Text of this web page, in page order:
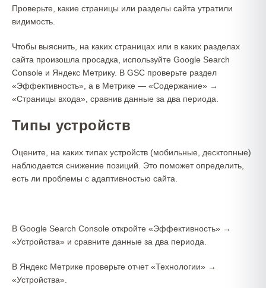
Проверьте, какие страницы или разделы сайта утратили
видимость.
Чтобы выяснить, на каких страницах или в каких разделах
сайта произошла просадка, используйте Google Search
Console и Яндекс Метрику. В GSC проверьте раздел
«Эффективность», а в Метрике — «Содержание» →
«Страницы входа», сравнив данные за два периода.
Типы устройств
Оцените, на каких типах устройств (мобильные, десктопные)
наблюдается снижение позиций. Это поможет определить,
есть ли проблемы с адаптивностью сайта.
В Google Search Console откройте «Эффективность» →
«Устройства» и сравните данные за два периода.
В Яндекс Метрике проверьте отчет «Технологии» →
«Устройства».